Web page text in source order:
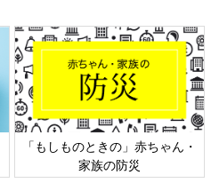
「もしものときの」赤ちゃん・
家族の防災